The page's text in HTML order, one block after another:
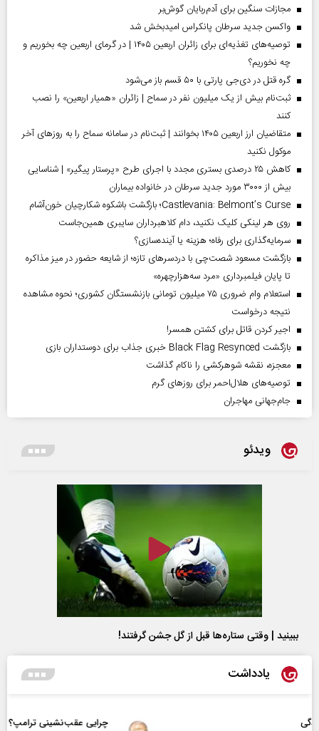
مجازات سنگین برای آدم‌ربایان گوش‌بر
واکسن جدید سرطان پانکراس امیدبخش شد
توصیه‌های تغذیه‌ای برای زائران اربعین ۱۴۰۵ | در گرمای اربعین چه بخوریم و
چه نخوریم؟
گره قتل در دی‌جی پارتی با ۵۰ قسم باز می‌شود
ثبت‌نام بیش از یک میلیون نفر در سماح | زائران «همیار اربعین» را نصب
کنند
متقاضیان ارز اربعین ۱۴۰۵ بخوانند | ثبت‌نام در سامانه سماح را به روز‌های آخر
موکول نکنید
کاهش ۲۵ درصدی بستری مجدد با اجرای طرح «پرستار پیگیر» | شناسایی
بیش از ۳۰۰۰ مورد جدید سرطان در خانواده بیماران
Castlevania: Belmont’s Curse؛ بازگشت باشکوه شکارچیان خون‌آشام
روی هر لینکی کلیک نکنید، دام کلاهبرداران سایبری همین‌جاست
سرمایه‌گذاری برای رفاه؛ هزینه یا آینده‌سازی؟
بازگشت مسعود شصت‌چی با دردسر‌های تازه؛ از شایعه حضور در میز مذاکره
تا پایان فیلمبرداری «مرد سه‌هزارچهره»
استعلام وام ضروری ۷۵ میلیون تومانی بازنشستگان کشوری؛ نحوه مشاهده
نتیجه درخواست
اجیر کردن قاتل برای کشتن همسر!
بازگشت Black Flag Resynced خبری جذاب برای دوستداران بازی
معجزه، نقشه شوهرکشی را ناکام گذاشت
توصیه‌های هلال‌احمر برای روز‌های گرم
جام‌جهانی مهاجران
ویدئو
ببینید | وقتی ستاره‌ها قبل از گل جشن گرفتند!
یادداشت
چرایی عقب‌نشینی ترامپ؟